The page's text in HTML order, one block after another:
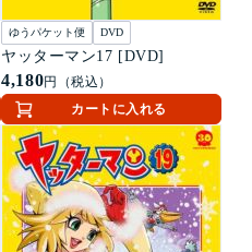
ゆうパケット便 DVD
ヤッターマン17 [DVD]
4,180円（税込）
カートに入れる